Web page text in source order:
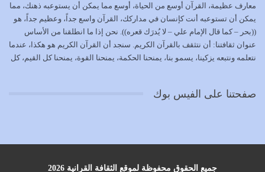
بعض صفات المتقين {الصَّابِرِينَ وَالصَّادِقِينَ وَالْقَانِتِينَ
وَالْمُنْفِقِينَ…
يوليو 17, 2026
الاعتصام بحبل الله أمر إلهي للمؤمنين وهو بمثابة سبب بينهم
يوليو 16, 2026
معارف عظيمة، القرآن أوسع من الحياة، أوسع مما يمكن أن يستوعبه ذهنك، مما
يمكن أن تستوعبه أنت كإنسان في مداركك، القرآن واسع جداً، وعظيم جداً، هو
((بحر – كما قال الإمام علي – لا يُدرَك قعره)). نحن إذا ما انطلقنا من الأساس
عنوان ثقافتنا: أن نتثقف بالقرآن الكريم. سنجد أن القرآن الكريم هو هكذا، عندما
نتعلمه ونتبعه يزكينا، يسمو بنا، يمنحنا الحكمة، يمنحنا القوة، يمنحنا كل القيم، كل
بمستوى أن نثقف الآخرين بالقرآن الكريم، وأن نتثقف بثقافة القرآن الكريم
صفحتنا على الفيس بوك
جميع الحقوق محفوظة لموقع الثقافة القرانية 2026